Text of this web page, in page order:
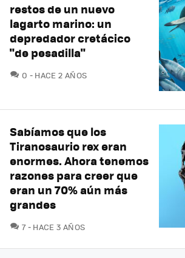
restos de un nuevo
lagarto marino: un
depredador cretácico
"de pesadilla"
0 COMENTARIOS
HACE 2 AÑOS
Sabíamos que los
Tiranosaurio rex eran
enormes. Ahora tenemos
razones para creer que
eran un 70% aún más
grandes
7COMENTARIOS
HACE 3 AÑOS